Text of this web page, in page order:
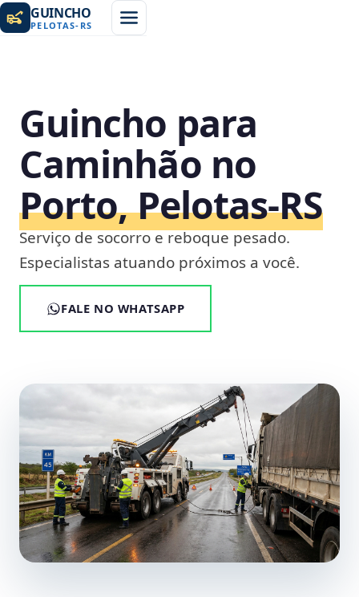
GUINCHO
PELOTAS- RS
Guincho para
Caminhão no
Porto, Pelotas‑RS
Serviço de socorro e reboque pesado.
Especialistas atuando próximos a você.
FALE NO WHATSAPP